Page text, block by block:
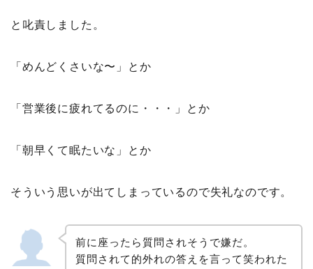
と叱責しました。
「めんどくさいな〜」とか
「営業後に疲れてるのに・・・」とか
「朝早くて眠たいな」とか
そういう思いが出てしまっているので失礼なのです。
前に座ったら質問されそうで嫌だ。
質問されて的外れの答えを言って笑われた